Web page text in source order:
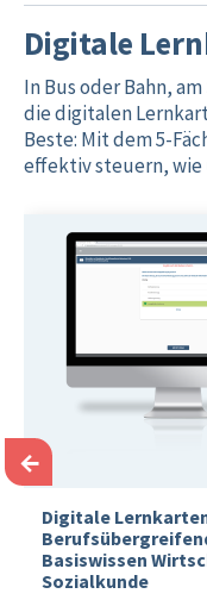
Digitale
In Bus oder Bahn,
die digitalen
Beste: Mit dem 5-
effektiv steuern, wie
Digitale
Basiswissen
Sozialkunde
←